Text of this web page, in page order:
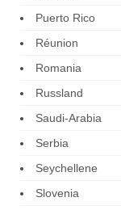
Puerto Rico
Réunion
Romania
Russland
Saudi-Arabia
Serbia
Seychellene
Slovenia